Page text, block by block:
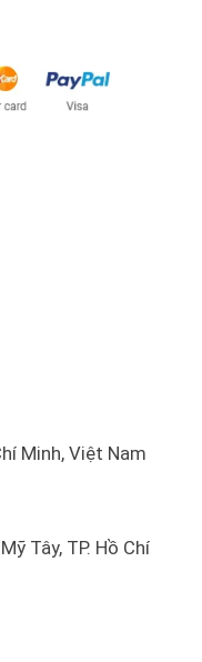
Minh, Việt Nam
Tây, TP. Hồ Chí